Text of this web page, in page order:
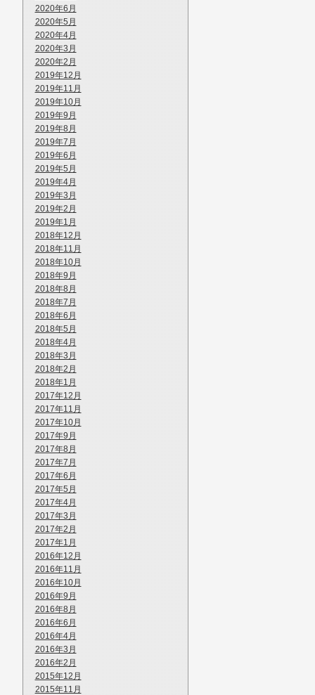
2020年6月
2020年5月
2020年4月
2020年3月
2020年2月
2019年12月
2019年11月
2019年10月
2019年9月
2019年8月
2019年7月
2019年6月
2019年5月
2019年4月
2019年3月
2019年2月
2019年1月
2018年12月
2018年11月
2018年10月
2018年9月
2018年8月
2018年7月
2018年6月
2018年5月
2018年4月
2018年3月
2018年2月
2018年1月
2017年12月
2017年11月
2017年10月
2017年9月
2017年8月
2017年7月
2017年6月
2017年5月
2017年4月
2017年3月
2017年2月
2017年1月
2016年12月
2016年11月
2016年10月
2016年9月
2016年8月
2016年6月
2016年4月
2016年3月
2016年2月
2015年12月
2015年11月